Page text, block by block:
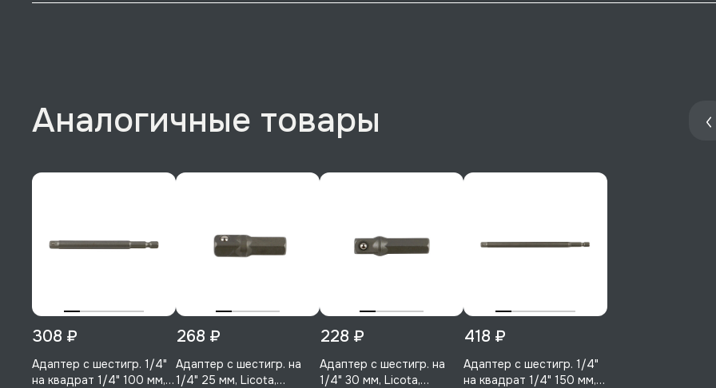
Аналогичные товары
308 ₽
Адаптер с шестигр. 1/4"
на квадрат 1/4" 100 мм,
268 ₽
Адаптер с шестигр. на
1/4" 25 мм, Licota,
228 ₽
Адаптер с шестигр. на
1/4" 30 мм, Licota,
418 ₽
Адаптер с шестигр. 1/4"
на квадрат 1/4" 150 мм,